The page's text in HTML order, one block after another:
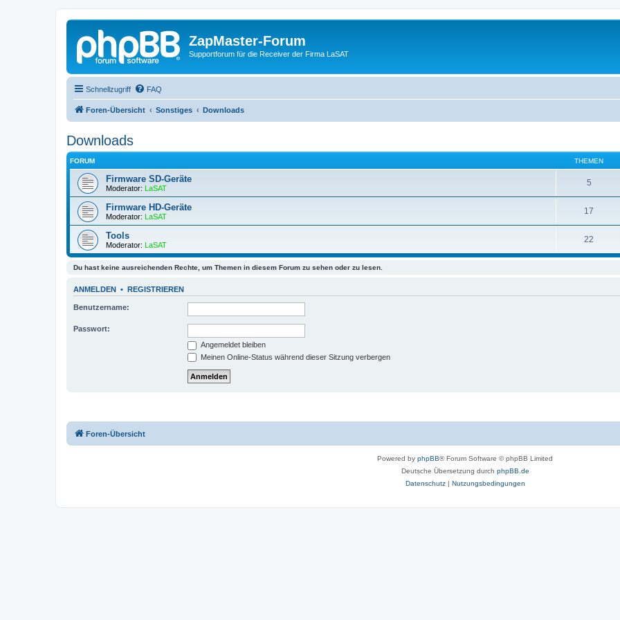
ZapMaster-Forum
Supportforum für die Receiver der Firma LaSAT
Schnellzugriff FAQ
Foren-Übersicht Sonstiges Downloads
Downloads
FORUM THEMEN
Firmware SD-Geräte
Moderator: LaSAT
5
Firmware HD-Geräte
Moderator: LaSAT
17
Tools
Moderator: LaSAT
22
Du hast keine ausreichenden Rechte, um Themen in diesem Forum zu sehen oder zu lesen.
ANMELDEN • REGISTRIEREN
Benutzername:
Passwort:
Angemeldet bleiben
Meinen Online-Status während dieser Sitzung verbergen
Foren-Übersicht
Powered by phpBB® Forum Software © phpBB Limited
Deutsche Übersetzung durch phpBB.de
Datenschutz| Nutzungsbedingungen